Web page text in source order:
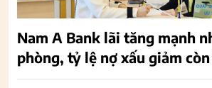
Nam A Bank lãi tăng mạnh
phòng, tỷ lệ nợ xấu giảm còn